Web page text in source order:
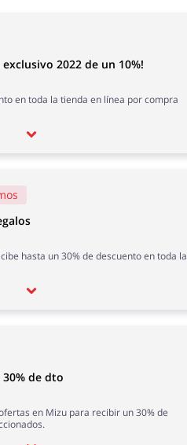
2022 de un 10%!
en toda la tienda en línea por compra
hasta un 30% de descuento en toda la
de dto
en Mizu para recibir un 30% de